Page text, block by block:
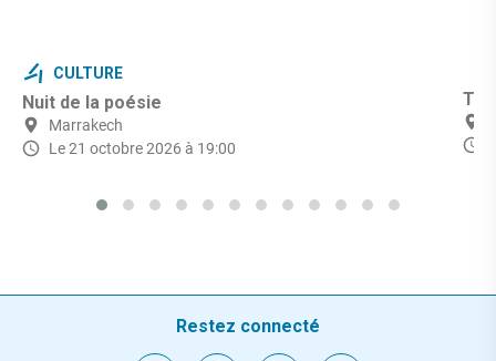
CULTURE
Nuit de la poésie
Marrakech
Le 21 octobre 2026 à 19:00
Restez connecté